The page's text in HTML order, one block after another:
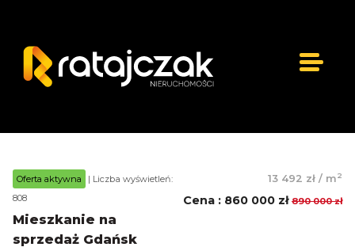
Oferta aktywna
| Liczba wyświetleń:
808
Mieszkanie na
sprzedaż Gdańsk
13 492 zł / m2
Cena : 860 000 zł 890 000 zł